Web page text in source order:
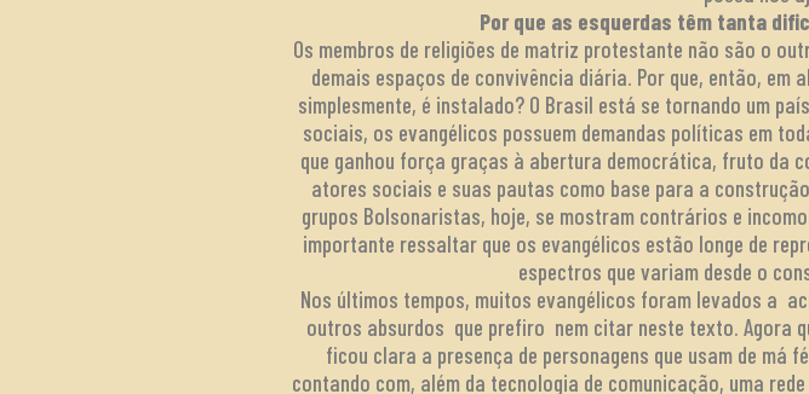
Por que as esquerdas têm tanta
Os membros de religiões de matriz protestante não são o
demais espaços de convivência diária. Por que, então,
simplesmente, é instalado? O Brasil está se tornando um
sociais, os evangélicos possuem demandas políticas em
que ganhou força graças à abertura democrática, fruto da
atores sociais e suas pautas como base para a
grupos Bolsonaristas, hoje, se mostram contrários e
importante ressaltar que os evangélicos estão longe de
espectros que variam desde o
Nos últimos tempos, muitos evangélicos foram levados a
outros absurdos que prefiro nem citar neste texto. Agora
ficou clara a presença de personagens que usam de má
contando com, além da tecnologia de comunicação, uma